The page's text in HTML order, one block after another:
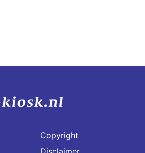
Copyright
Disclaimer